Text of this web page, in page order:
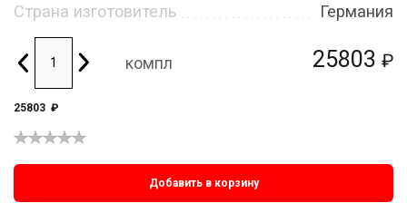
25803 ₽
Страна изготовитель
Германия
компл
25803 ₽
Добавить в корзину